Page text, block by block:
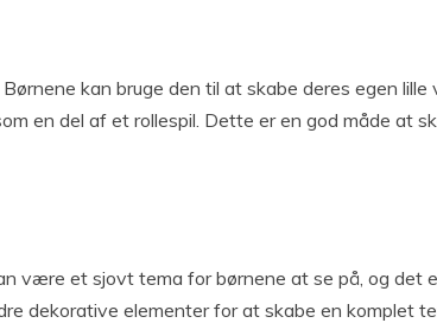
kan bruge den til at skabe deres egen lille
en del af et rollespil. Dette er en god måde at
være et sjovt tema for børnene at se på, og det
dekorative elementer for at skabe en komplet